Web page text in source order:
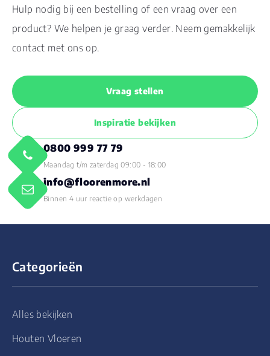
Hulp nodig bij een bestelling of een vraag over een
product? We helpen je graag verder. Neem gemakkelijk
contact met ons op.
Vraag stellen
Inspiratie bekijken
0800 999 77 79
Maandag t/m zaterdag 09:00 - 18:00
info@floorenmore.nl
Binnen 4 uur reactie op werkdagen
Categorieën
Alles bekijken
Houten Vloeren